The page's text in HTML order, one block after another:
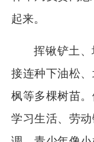
起来。
挥锹铲土
接连种下油松
枫等多棵树苗
学习生活、劳动